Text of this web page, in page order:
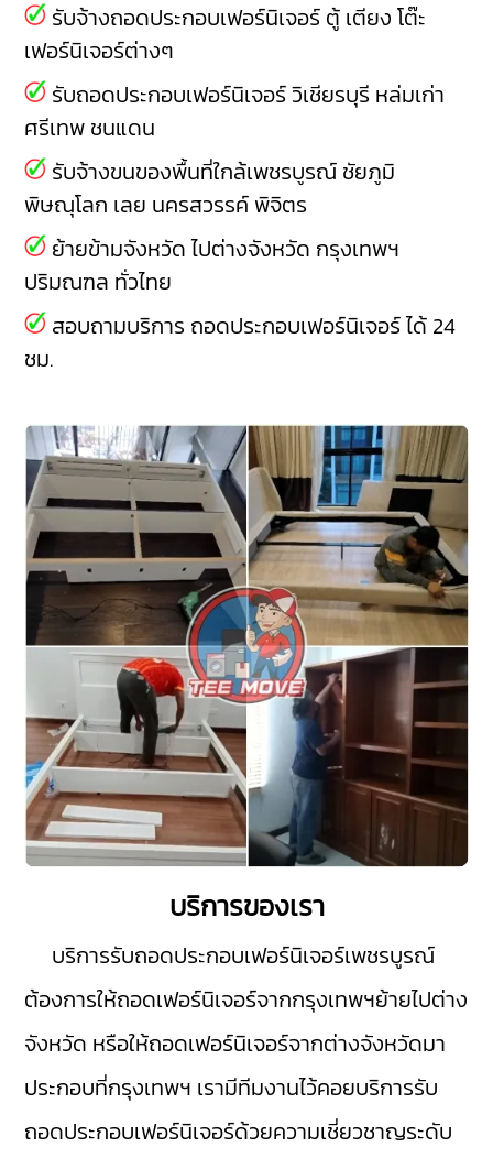
รับจ้างถอดประกอบเฟอร์นิเจอร์ ตู้ เตียง โต๊ะ
เฟอร์นิเจอร์ต่างๆ
รับถอดประกอบเฟอร์นิเจอร์วิเชียรบุรี หล่มเก่า
ศรีเทพ ชนแดน
รับจ้างขนของพื้นที่ใกล้เพชรบูรณ์ ชัยภูมิ
พิษณุโลก เลย นครสวรรค์ พิจิตร
ย้ายข้ามจังหวัด ไปต่างจังหวัด กรุงเทพฯ
ปริมณฑล ทั่วไทย
สอบถามบริการ ถอดประกอบเฟอร์นิเจอร์ ได้ 24
ชม.
บริการของเรา
บริการรับถอดประกอบเฟอร์นิเจอร์เพชรบูรณ์
ต้องการให้ถอดเฟอร์นิเจอร์จากกรุงเทพฯย้ายไปต่าง
จังหวัด หรือให้ถอดเฟอร์นิเจอร์จากต่างจังหวัดมา
ประกอบที่กรุงเทพฯ เรามีทีมงานไว้คอยบริการรับ
ถอดประกอบเฟอร์นิเจอร์ด้วยความเชี่ยวชาญระดับ